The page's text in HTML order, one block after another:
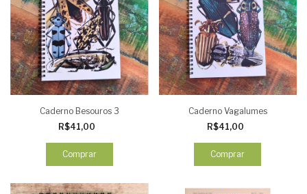
Caderno Besouros 3
R$41,00
Comprar
Caderno Vagalumes
R$41,00
Comprar